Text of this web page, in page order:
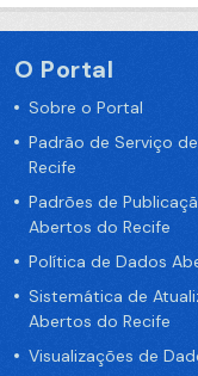
O Portal
Sobre o Portal
Padrão de Serviço
Recife
Padrões de
Abertos do Recife
Política de Dados
Sistemática de
Abertos do Recife
Visualizações de